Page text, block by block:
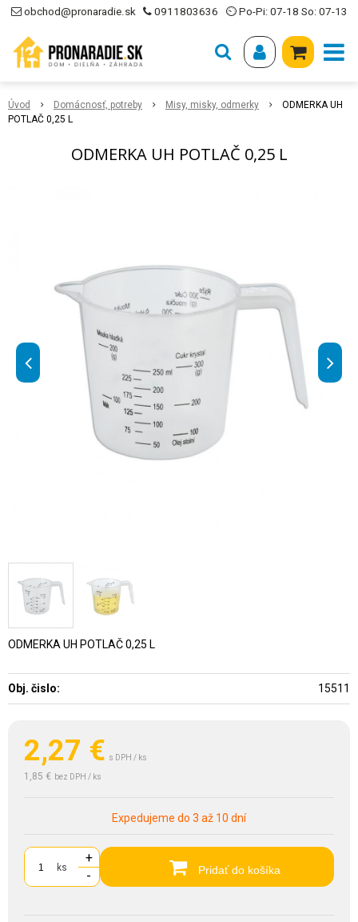
obchod@pronaradie.sk 0911803636 ⏲ Po-Pi: 07-18 So: 07-13
Úvod Domácnosť, potreby Misy, misky, odmerky
ODMERKA UH
POTLAČ 0,25 L
ODMERKA UH POTLAČ 0,25 L
2,27 € s DPH / ks
1,85 € bez DPH / ks
Expedujeme do 3 až 10 dní
ks
+
-
Pridať do košíka
ODMERKA UH POTLAČ 0,25 L
Obj. čislo: 15511